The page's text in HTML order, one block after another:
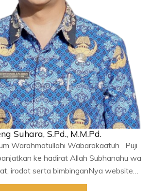
Suhara, S.Pd., M.M.Pd.
Warahmatullahi Wabarakaatuh Puji
ke hadirat Allah Subhanahu wa
irodat serta bimbinganNya website…